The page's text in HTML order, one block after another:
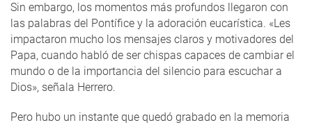
Sin embargo, los momentos más profundos llegaron con
las palabras del Pontífice y la adoración eucarística. «Les
impactaron mucho los mensajes claros y motivadores del
Papa, cuando habló de ser chispas capaces de cambiar el
mundo o de la importancia del silencio para escuchar a
Dios», señala Herrero.
Pero hubo un instante que quedó grabado en la memoria